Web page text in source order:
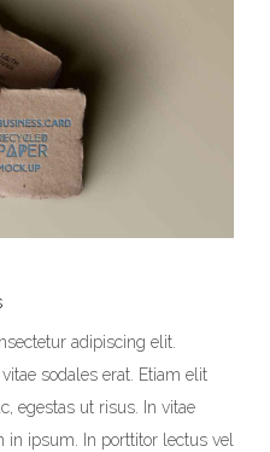
WordPress
adipiscing elit.
sodales erat. Etiam elit
egestas ut risus. In vitae
ipsum. In porttitor lectus vel